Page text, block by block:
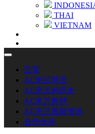
THAI
VIETNAM
主頁
AC米兰球员
AC米兰的历史
AC米兰角球
AC米兰最新资讯
合作伙伴